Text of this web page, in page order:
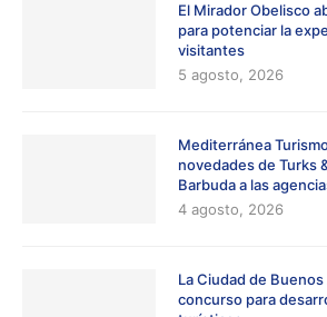
El Mirador Obelisco
para potenciar la
visitantes
5 agosto, 2026
Mediterránea
novedades de Turks
Barbuda a las
4 agosto, 2026
La Ciudad de
concurso para